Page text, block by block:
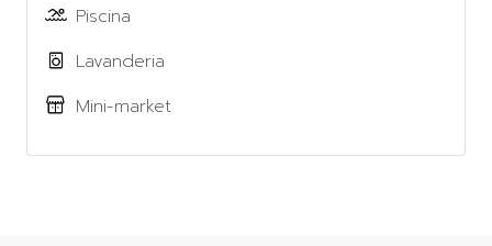
Piscina
Lavanderia
Mini-market